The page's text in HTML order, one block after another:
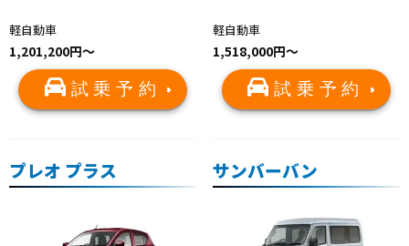
軽自動車
1,201,200円～
試乗予約
軽自動車
1,518,000円～
試乗予約
プレオ プラス サンバーバン